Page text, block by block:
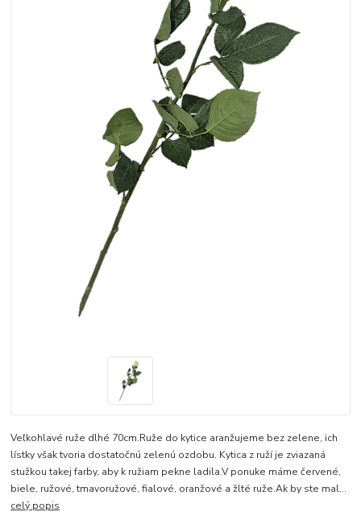
Veľkohlavé ruže dlhé 70cm.Ruže do kytice aranžujeme bez zelene, ich
lístky však tvoria dostatočnú zelenú ozdobu. Kytica z ruží je zviazaná
stužkou takej farby, aby k ružiam pekne ladila.V ponuke máme červené,
biele, ružové, tmavoružové, fialové, oranžové a žlté ruže.Ak by ste mal...
celý popis